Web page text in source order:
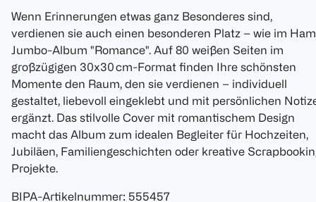
Wenn Erinnerungen etwas ganz Besonderes sind,
verdienen sie auch einen besonderen Platz – wie im
Jumbo-Album "Romance". Auf 80 weißen Seiten im
großzügigen 30x30 cm-Format finden Ihre schönsten
Momente den Raum, den sie verdienen – individuell
gestaltet, liebevoll eingeklebt und mit persönlichen
ergänzt. Das stilvolle Cover mit romantischem Design
macht das Album zum idealen Begleiter für Hochzeiten,
Jubiläen, Familiengeschichten oder kreative
Projekte.
BIPA-Artikelnummer: 555457